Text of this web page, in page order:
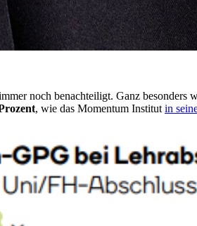
noch benachteiligt. Ganz
, wie das Momentum Institut in